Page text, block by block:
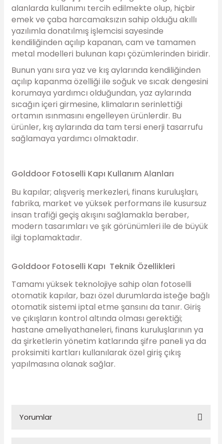
alanlarda kullanımı tercih edilmekte olup, hiçbir
emek ve çaba harcamaksızın sahip olduğu akıllı
yazılımla donatılmış işlemcisi sayesinde
kendiliğinden açılıp kapanan, cam ve tamamen
metal modelleri bulunan kapı çözümlerinden biridir.
Bunun yanı sıra yaz ve kış aylarında kendiliğinden
açılıp kapanma özelliği ile soğuk ve sıcak dengesini
korumaya yardımcı olduğundan, yaz aylarında
sıcağın içeri girmesine, klimaların serinlettiği
ortamın ısınmasını engelleyen ürünlerdir. Bu
ürünler, kış aylarında da tam tersi enerji tasarrufu
sağlamaya yardımcı olmaktadır.
Golddoor Fotoselli Kapı Kullanım Alanları
Bu kapılar; alışveriş merkezleri, finans kuruluşları,
fabrika, market ve yüksek performans ile kusursuz
insan trafiği geçiş akışını sağlamakla beraber,
modern tasarımları ve şık görünümleri ile de büyük
ilgi toplamaktadır.
Golddoor Fotoselli Kapı Teknik Özellikleri
Tamamı yüksek teknolojiye sahip olan fotoselli
otomatik kapılar, bazı özel durumlarda isteğe bağlı
otomatik sistemi iptal etme şansını da tanır. Giriş
ve çıkışların kontrol altında olması gerektiği;
hastane ameliyathaneleri, finans kuruluşlarının ya
da şirketlerin yönetim katlarında şifre paneli ya da
proksimiti kartları kullanılarak özel giriş çıkış
yapılmasına olanak sağlar.
Yorumlar